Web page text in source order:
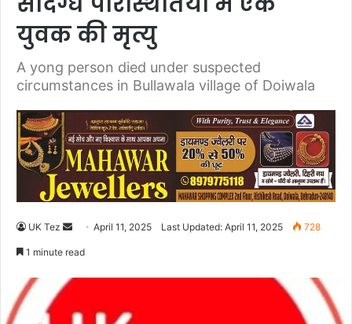
युवक की मृत्यु
A yong person died under suspected
circumstances in Bullawala village of Doiwala
UK Tez
d
April 11, 2025 Last Updated: April 11, 2025 728
1 minute read